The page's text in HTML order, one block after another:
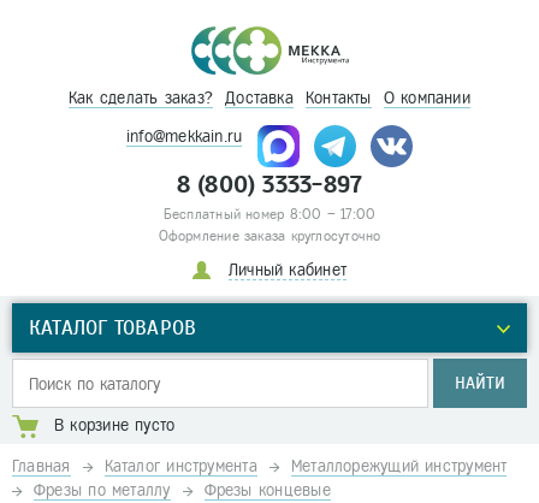
Как сделать заказ? Доставка Контакты О компании
info@mekkain.ru
8 (800) 3333-897
Бесплатный номер 8:00 – 17:00
Оформление заказа круглосуточно
Личный кабинет
КАТАЛОГ ТОВАРОВ
НАЙТИ
В корзине пусто
Главная Каталог инструмента
Металлорежущий инструмент
Фрезы по металлу
Фрезы концевые